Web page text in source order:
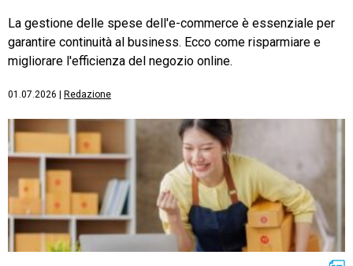
La gestione delle spese dell'e-commerce è essenziale per
garantire continuità al business. Ecco come risparmiare e
migliorare l'efficienza del negozio online.
01.07.2026 Redazione